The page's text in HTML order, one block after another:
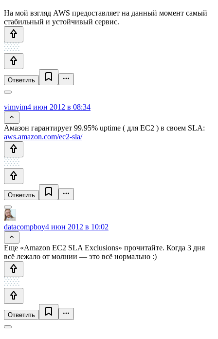
На мой взгляд AWS предоставляет на данный момент самый
стабильный и устойчивый сервис.
Ответить
vimvim4 июн 2012 в 08:34
Амазон гарантирует 99.95% uptime ( для EC2 ) в своем SLA:
aws.amazon.com/ec2-sla/
Ответить
datacompboy4 июн 2012 в 10:02
Еще «Amazon EC2 SLA Exclusions» прочитайте. Когда 3 дня
всё лежало от молнии — это всё нормально :)
Ответить